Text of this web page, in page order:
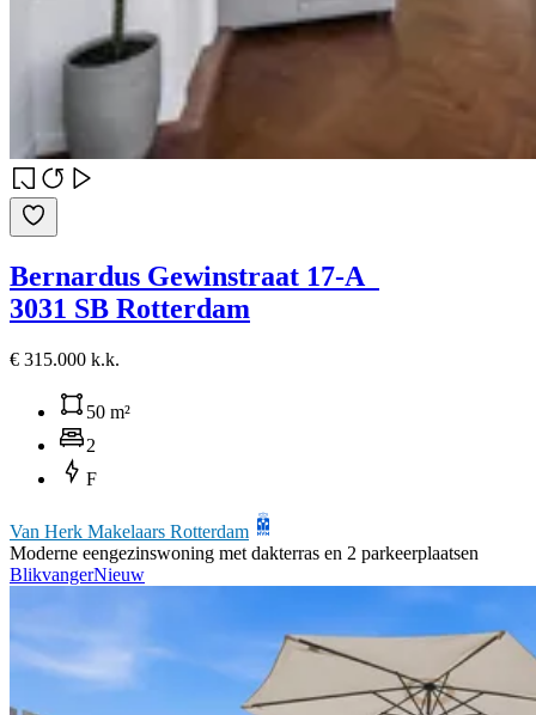
Bernardus Gewinstraat 17-A
3031 SB Rotterdam
€ 315.000 k.k.
50 m²
2
F
Van Herk Makelaars Rotterdam
Moderne eengezinswoning met dakterras en 2 parkeerplaatsen
BlikvangerNieuw